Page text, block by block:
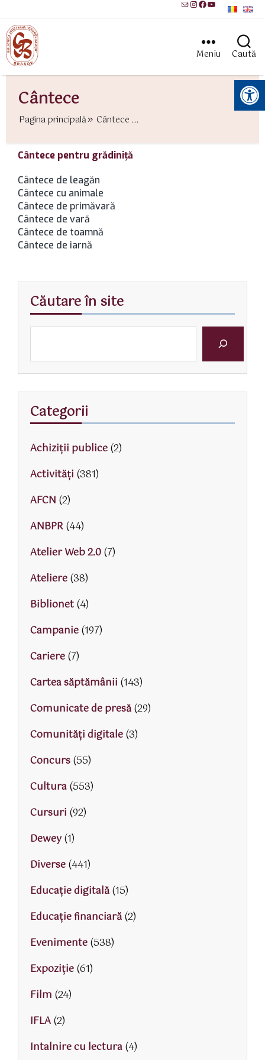
MailInstagram
Facebook
YouTube
Meniu Caută
Instrumente pentru accesibilitate
Cântece
Pagina principală Cântece ...
Cântece pentru grădiniţă
Cântece de leagăn
Cântece cu animale
Cântece de primăvară
Cântece de vară
Cântece de toamnă
Cântece de iarnă
Căutare în site
Categorii
Achiziții publice(2)
Activităţi (381)
AFCN (2)
ANBPR(44)
Atelier Web 2.0(7)
Ateliere(38)
Biblionet(4)
Campanie(197)
Cariere(7)
Cartea săptămânii (143)
Comunicate de presă(29)
Comunități digitale(3)
Concurs(55)
Cultura(553)
Cursuri (92)
Dewey(1)
Diverse(441)
Educaţie digitală(15)
Educaţie financiară(2)
Evenimente(538)
Expoziție(61)
Film (24)
IFLA(2)
Intalnire cu lectura(4)